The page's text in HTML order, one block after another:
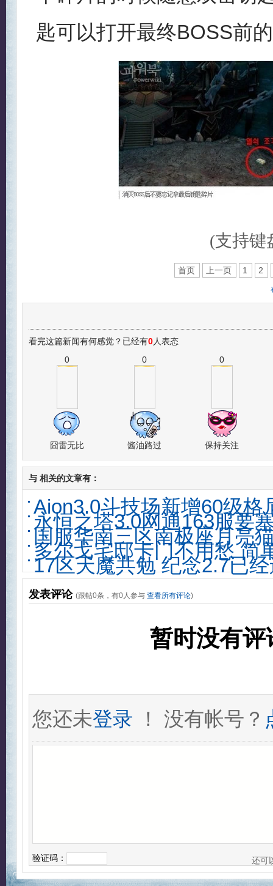
匙可以打开最终BOSS前
(支持
首页 上一页 1 2
看完这篇新闻有何感觉？已经有0人表态
0
囧雷无比
0
酱油路过
0
保持关注
与 相关的文章有：
Aion3.0斗技场新增60级格
永恒之塔3.0网通163服要
国服华南三区南极座月亮
多尔戈宅邸卡门不用愁 简
17区天魔共勉 纪念2.7已
发表评论 (跟帖0条，有0人参与 查看所有评论)
暂时没有
您还未登录 ！ 没有帐号？
验证码： 还可